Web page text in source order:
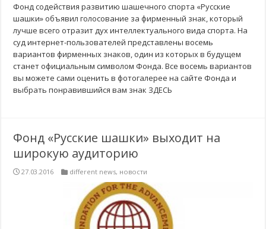
Фонд содействия развитию шашечного спорта «Русские
шашки» объявил голосование за фирменный знак, который
лучше всего отразит дух интеллектуального вида спорта. На
суд интернет-пользователей представлены восемь
вариантов фирменных знаков, один из которых в будущем
станет официальным символом Фонда. Все восемь вариантов
вы можете сами оценить в фотогалерее на сайте Фонда и
выбрать понравившийся вам знак ЗДЕСЬ
Фонд «Русские шашки» выходит на
широкую аудиторию
27.03.2016 different news, новости